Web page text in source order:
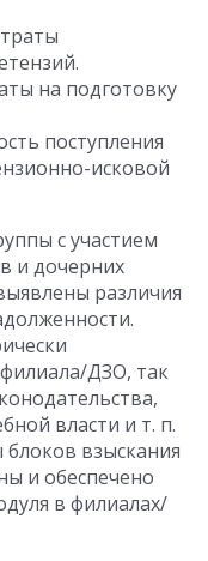
на подготовку
поступления
исковой
с участием
и дочерних
различия
ДЗО, так
власти и т. п.
взыскания
и обеспечено
в филиалах/